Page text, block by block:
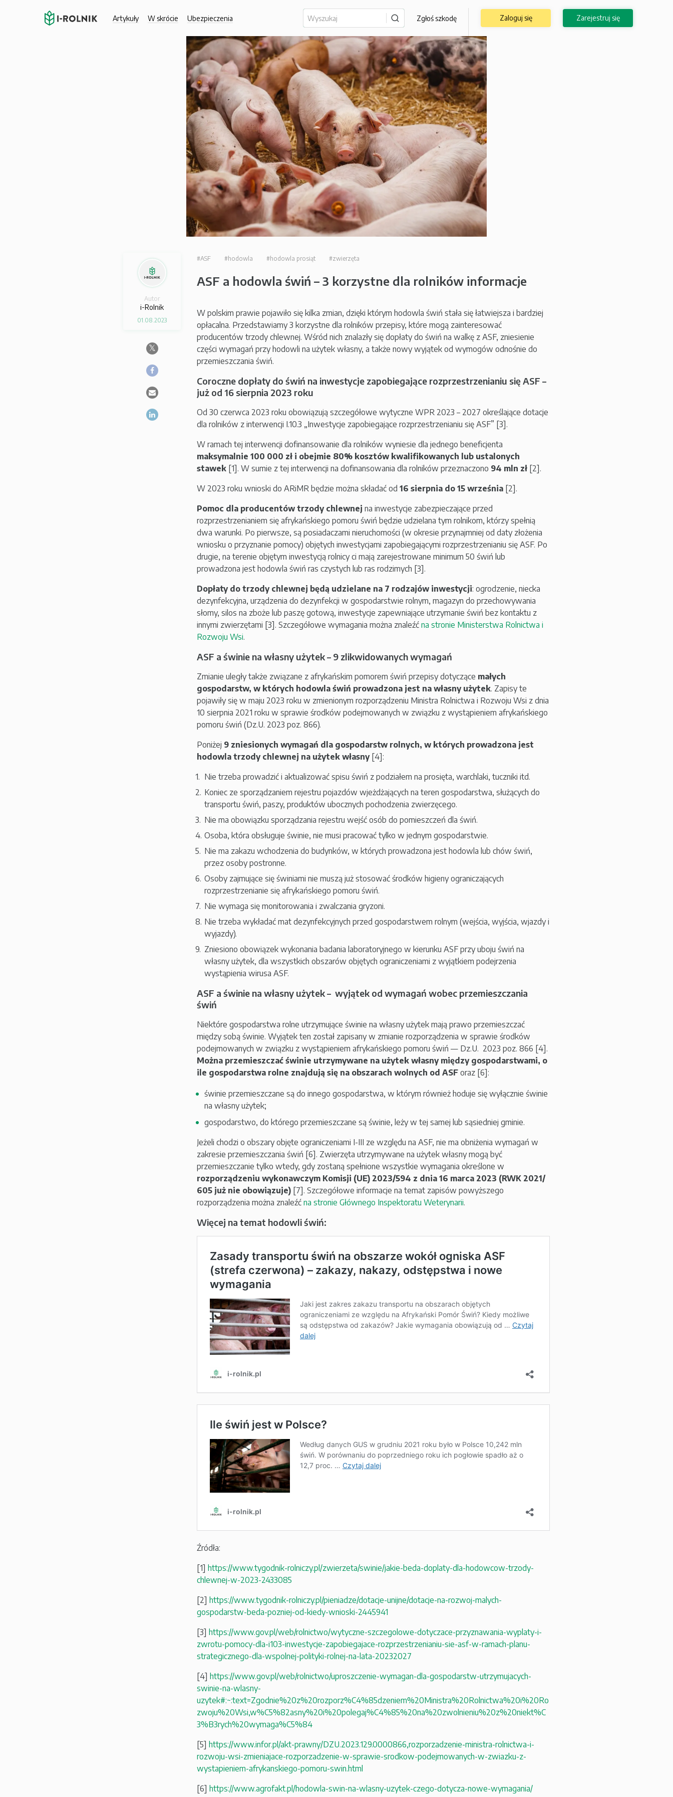
Artykuły W skrócie Ubezpieczenia Zgłoś szkodę Zaloguj się Zarejestruj się
Autor
i-Rolnik
01.08.2023
#ASF #hodowla #hodowla prosiąt #zwierzęta
ASF a hodowla świń – 3 korzystne dla rolników informacje
W polskim prawie pojawiło się kilka zmian, dzięki którym hodowla świń stała się łatwiejsza i bardziej
opłacalna. Przedstawiamy 3 korzystne dla rolników przepisy, które mogą zainteresować
producentów trzody chlewnej. Wśród nich znalazły się dopłaty do świń na walkę z ASF, zniesienie
części wymagań przy hodowli na użytek własny, a także nowy wyjątek od wymogów odnośnie do
przemieszczania świń.
Coroczne dopłaty do świń na inwestycje zapobiegające rozprzestrzenianiu się ASF –
już od 16 sierpnia 2023 roku
Od 30 czerwca 2023 roku obowiązują szczegółowe wytyczne WPR 2023 – 2027 określające dotacje
dla rolników z interwencji I.10.3 „Inwestycje zapobiegające rozprzestrzenianiu się ASF” [3].
W ramach tej interwencji dofinansowanie dla rolników wyniesie dla jednego beneficjenta
maksymalnie 100 000 zł i obejmie 80% kosztów kwalifikowanych lub ustalonych
stawek [1]. W sumie z tej interwencji na dofinansowania dla rolników przeznaczono 94 mln zł [2].
W 2023 roku wnioski do ARiMR będzie można składać od 16 sierpnia do 15 września [2].
Pomoc dla producentów trzody chlewnej na inwestycje zabezpieczające przed
rozprzestrzenianiem się afrykańskiego pomoru świń będzie udzielana tym rolnikom, którzy spełnią
dwa warunki. Po pierwsze, są posiadaczami nieruchomości (w okresie przynajmniej od daty złożenia
wniosku o przyznanie pomocy) objętych inwestycjami zapobiegającymi rozprzestrzenianiu się ASF. Po
drugie, na terenie objętym inwestycją rolnicy ci mają zarejestrowane minimum 50 świń lub
prowadzona jest hodowla świń ras czystych lub ras rodzimych [3].
Dopłaty do trzody chlewnej będą udzielane na 7 rodzajów inwestycji: ogrodzenie, niecka
dezynfekcyjna, urządzenia do dezynfekcji w gospodarstwie rolnym, magazyn do przechowywania
słomy, silos na zboże lub paszę gotową, inwestycje zapewniające utrzymanie świń bez kontaktu z
innymi zwierzętami [3]. Szczegółowe wymagania można znaleźćna stronie Ministerstwa Rolnictwa i
Rozwoju Wsi.
ASF a świnie na własny użytek – 9 zlikwidowanych wymagań
Zmianie uległy także związane z afrykańskim pomorem świń przepisy dotyczące małych
gospodarstw, w których hodowla świń prowadzona jest na własny użytek. Zapisy te
pojawiły się w maju 2023 roku w zmienionym rozporządzeniu Ministra Rolnictwa i Rozwoju Wsi z dnia
10 sierpnia 2021 roku w sprawie środków podejmowanych w związku z wystąpieniem afrykańskiego
pomoru świń (Dz.U. 2023 poz. 866).
Poniżej 9 zniesionych wymagań dla gospodarstw rolnych, w których prowadzona jest
hodowla trzody chlewnej na użytek własny[4]:
Nie trzeba prowadzić i aktualizować spisu świń z podziałem na prosięta, warchlaki, tuczniki itd.
Koniec ze sporządzaniem rejestru pojazdów wjeżdżających na teren gospodarstwa, służących do
transportu świń, paszy, produktów ubocznych pochodzenia zwierzęcego.
Nie ma obowiązku sporządzania rejestru wejść osób do pomieszczeń dla świń.
Osoba, która obsługuje świnie, nie musi pracować tylko w jednym gospodarstwie.
Nie ma zakazu wchodzenia do budynków, w których prowadzona jest hodowla lub chów świń,
przez osoby postronne.
Osoby zajmujące się świniami nie muszą już stosować środków higieny ograniczających
rozprzestrzenianie się afrykańskiego pomoru świń.
Nie wymaga się monitorowania i zwalczania gryzoni.
Nie trzeba wykładać mat dezynfekcyjnych przed gospodarstwem rolnym (wejścia, wyjścia, wjazdy i
wyjazdy).
Zniesiono obowiązek wykonania badania laboratoryjnego w kierunku ASF przy uboju świń na
własny użytek, dla wszystkich obszarów objętych ograniczeniami z wyjątkiem podejrzenia
wystąpienia wirusa ASF.
ASF a świnie na własny użytek – wyjątek od wymagań wobec przemieszczania
świń
Niektóre gospodarstwa rolne utrzymujące świnie na własny użytek mają prawo przemieszczać
między sobą świnie. Wyjątek ten został zapisany w zmianie rozporządzenia w sprawie środków
podejmowanych w związku z wystąpieniem afrykańskiego pomoru świń — Dz.U. 2023 poz. 866 [4].
Można przemieszczać świnie utrzymywane na użytek własny między gospodarstwami, o
ile gospodarstwa rolne znajdują się na obszarach wolnych od ASForaz [6]:
świnie przemieszczane są do innego gospodarstwa, w którym również hoduje się wyłącznie świnie
na własny użytek;
gospodarstwo, do którego przemieszczane są świnie, leży w tej samej lub sąsiedniej gminie.
Jeżeli chodzi o obszary objęte ograniczeniami I-III ze względu na ASF, nie ma obniżenia wymagań w
zakresie przemieszczania świń [6]. Zwierzęta utrzymywane na użytek własny mogą być
przemieszczanie tylko wtedy, gdy zostaną spełnione wszystkie wymagania określone w
rozporządzeniu wykonawczym Komisji (UE) 2023/594 z dnia 16 marca 2023 (RWK 2021/
605 już nie obowiązuje) [7]. Szczegółowe informacje na temat zapisów powyższego
rozporządzenia można znaleźćna stronie Głównego Inspektoratu Weterynarii.
Więcej na temat hodowli świń:
Źródła:
[1] https://www.tygodnik-rolniczy.pl/zwierzeta/swinie/jakie-beda-doplaty-dla-hodowcow-trzody-
chlewnej-w-2023-2433085
[2] https://www.tygodnik-rolniczy.pl/pieniadze/dotacje-unijne/dotacje-na-rozwoj-malych-
gospodarstw-beda-pozniej-od-kiedy-wnioski-2445941
[3] https://www.gov.pl/web/rolnictwo/wytyczne-szczegolowe-dotyczace-przyznawania-wyplaty-i-
zwrotu-pomocy-dla-i103-inwestycje-zapobiegajace-rozprzestrzenianiu-sie-asf-w-ramach-planu-
strategicznego-dla-wspolnej-polityki-rolnej-na-lata-20232027
[4] https://www.gov.pl/web/rolnictwo/uproszczenie-wymagan-dla-gospodarstw-utrzymujacych-
swinie-na-wlasny-
uzytek#:~:text=Zgodnie%20z%20rozporz%C4%85dzeniem%20Ministra%20Rolnictwa%20i%20Ro
zwoju%20Wsi,w%C5%82asny%20i%20polegaj%C4%85%20na%20zwolnieniu%20z%20niekt%C
3%B3rych%20wymaga%C5%84
[5] https://www.infor.pl/akt-prawny/DZU.2023.129.0000866,rozporzadzenie-ministra-rolnictwa-i-
rozwoju-wsi-zmieniajace-rozporzadzenie-w-sprawie-srodkow-podejmowanych-w-zwiazku-z-
wystapieniem-afrykanskiego-pomoru-swin.html
[6] https://www.agrofakt.pl/hodowla-swin-na-wlasny-uzytek-czego-dotycza-nowe-wymagania/